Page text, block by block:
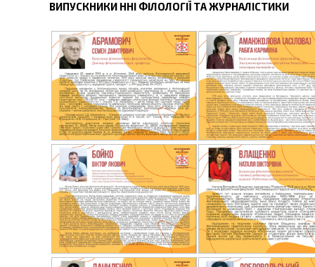
ВИПУСКНИКИ ННІ ФІЛОЛОГІЇ ТА ЖУРНАЛІСТИКИ